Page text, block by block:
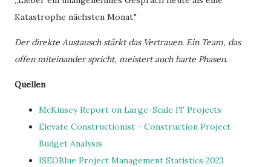
Katastrophe nächsten Monat."
Der direkte Austausch stärkt das Vertrauen. Ein Team, das
offen miteinander spricht, meistert auch harte Phasen.
Quellen
McKinsey Report on Large-Scale IT Projects
Elevate Constructionist - Construction Project
Budget Analysis
ISEOBlue Project Management Statistics 2023